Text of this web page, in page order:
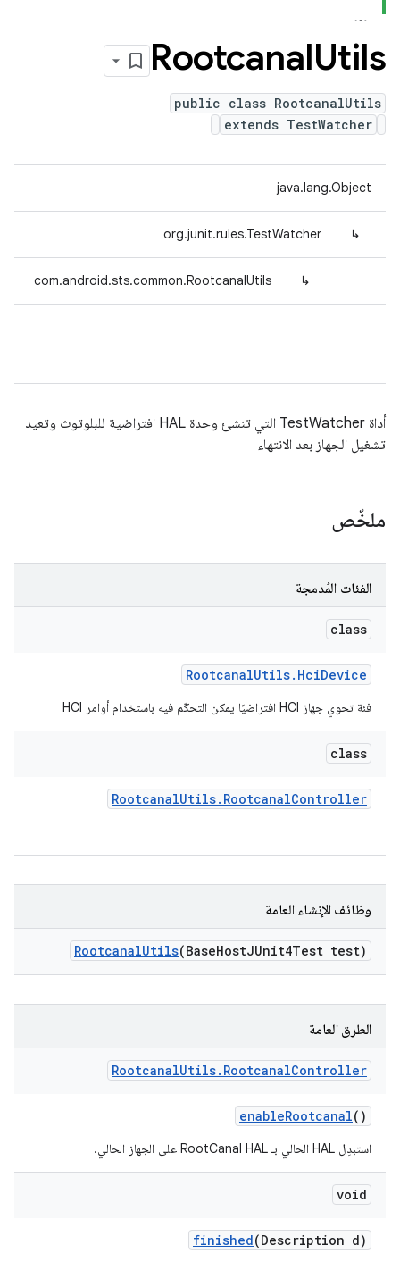
RootcanalUtils
public class RootcanalUtils
extends TestWatcher
java.lang.Object
↳
org.junit.rules.TestWatcher
↳
com.android.sts.common.RootcanalUtils
أداة TestWatcher التي تنشئ وحدة HAL افتراضية للبلوتوث وتعيد
تشغيل الجهاز بعد الانتهاء
ملخّص
الفئات المُدمجة
class
RootcanalUtils. HciDevice
فئة تحوي جهاز HCI افتراضيًا يمكن التحكّم فيه باستخدام أوامر HCI
class
RootcanalUtils. RootcanalController
وظائف الإنشاء العامة
RootcanalUtils(BaseHostJUnit4Test test)
الطرق العامة
RootcanalUtils. RootcanalController
enableRootcanal()
استبدِل HAL الحالي بـ RootCanal HAL على الجهاز الحالي.
void
finished(Description d)